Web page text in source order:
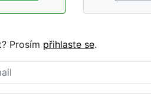
Prosím přihlaste se.